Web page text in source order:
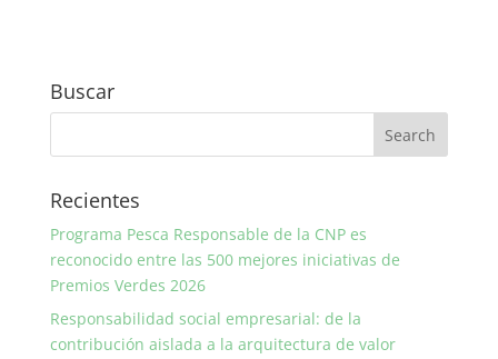
Buscar
Recientes
Programa Pesca Responsable de la CNP es
reconocido entre las 500 mejores iniciativas de
Premios Verdes 2026
Responsabilidad social empresarial: de la
contribución aislada a la arquitectura de valor